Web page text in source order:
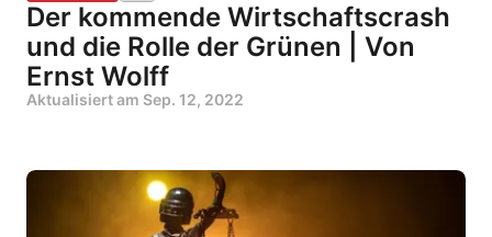
Der kommende Wirtschaftscrash
und die Rolle der Grünen | Von
Ernst Wolff
Aktualisiert am Sep. 12, 2022